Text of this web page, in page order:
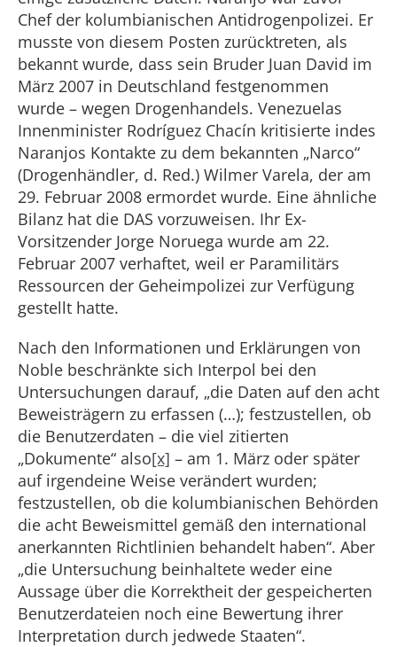
Chef der kolumbianischen Antidrogenpolizei. Er
musste von diesem Posten zurücktreten, als
bekannt wurde, dass sein Bruder Juan David im
März 2007 in Deutschland festgenommen
wurde – wegen Drogenhandels. Venezuelas
Innenminister Rodríguez Chacín kritisierte indes
Naranjos Kontakte zu dem bekannten „Narco“
(Drogenhändler, d. Red.) Wilmer Varela, der am
29. Februar 2008 ermordet wurde. Eine ähnliche
Bilanz hat die DAS vorzuweisen. Ihr Ex-
Vorsitzender Jorge Noruega wurde am 22.
Februar 2007 verhaftet, weil er Paramilitärs
Ressourcen der Geheimpolizei zur Verfügung
gestellt hatte.
Nach den Informationen und Erklärungen von
Noble beschränkte sich Interpol bei den
Untersuchungen darauf, „die Daten auf den acht
Beweisträgern zu erfassen (…); festzustellen, ob
die Benutzerdaten – die viel zitierten
„Dokumente“ also[x] – am 1. März oder später
auf irgendeine Weise verändert wurden;
festzustellen, ob die kolumbianischen Behörden
die acht Beweismittel gemäß den international
anerkannten Richtlinien behandelt haben“. Aber
„die Untersuchung beinhaltete weder eine
Aussage über die Korrektheit der gespeicherten
Benutzerdateien noch eine Bewertung ihrer
Interpretation durch jedwede Staaten“.